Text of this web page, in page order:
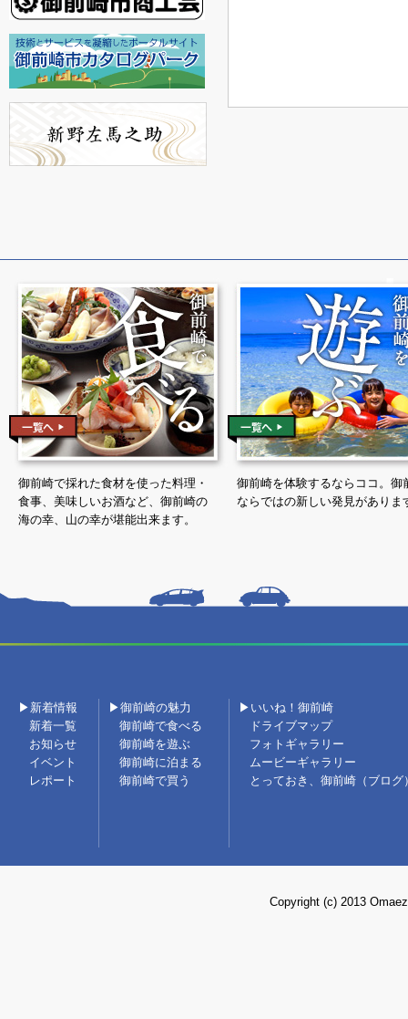
御前崎で採れた食材を使った料理・
食事、美味しいお酒など、御前崎の
海の幸、山の幸が堪能出来ます。
御前崎を体験するならココ。御
ならではの新しい発見がありま
▶新着情報
新着一覧
お知らせ
イベント
レポート
▶御前崎の魅力
御前崎で食べる
御前崎を遊ぶ
御前崎に泊まる
御前崎で買う
▶いいね！御前崎
ドライブマップ
フォトギャラリー
ムービーギャラリー
とっておき、御前崎（ブログ
Copyright (c) 2013